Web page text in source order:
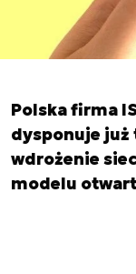
Polska firma
dysponuje
wdrożenie
modelu